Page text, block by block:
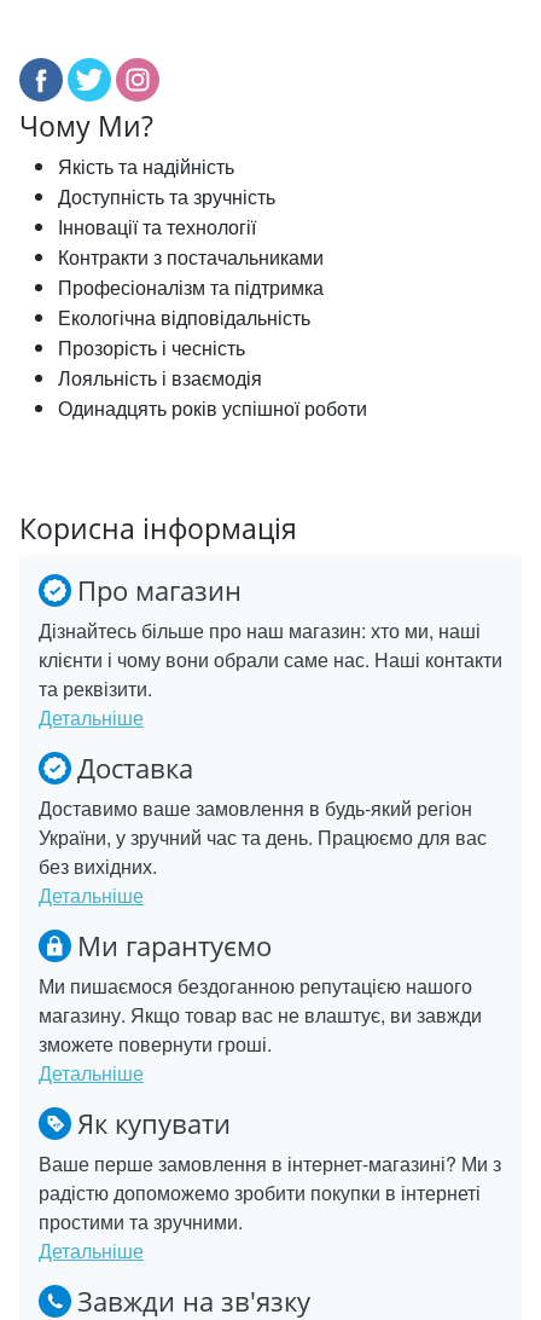
Чому Ми?
Якість та надійність
Доступність та зручність
Інновації та технології
Контракти з постачальниками
Професіоналізм та підтримка
Екологічна відповідальність
Прозорість і чесність
Лояльність і взаємодія
Одинадцять років успішної роботи
Корисна інформація
Про магазин
Дізнайтесь більше про наш магазин: хто ми, наші
клієнти і чому вони обрали саме нас. Наші контакти
та реквізити.
Детальніше
Доставка
Доставимо ваше замовлення в будь-який регіон
України, у зручний час та день. Працюємо для вас
без вихідних.
Детальніше
Ми гарантуємо
Ми пишаємося бездоганною репутацією нашого
магазину. Якщо товар вас не влаштує, ви завжди
зможете повернути гроші.
Детальніше
Як купувати
Ваше перше замовлення в інтернет-магазині? Ми з
радістю допоможемо зробити покупки в інтернеті
простими та зручними.
Детальніше
Завжди на зв'язку